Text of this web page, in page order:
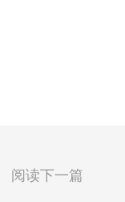
阅读下一篇